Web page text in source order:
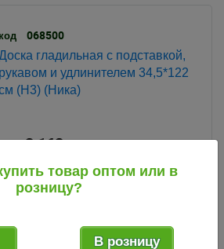
код 068500
гладильная с подставкой,
рукавом и удлинителем 34,5*122
(Н3) (Ника)
2 162.29
Мин. партия:1 шт. В упак.:
Новинка!
товар оптом или в
розницу?
В розницу